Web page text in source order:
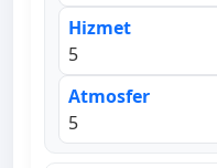
Hizmet
5
Atmosfer
5